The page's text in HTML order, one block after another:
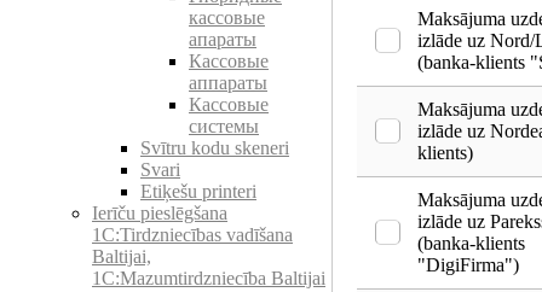
кассовые
апараты
Кассовые
аппараты
Кассовые
системы
Svītru kodu skeneri
Svari
Etiķešu printeri
Ierīču pieslēgšana
1C:Tirdzniecības vadīšana
Baltijai,
1C:Mazumtirdzniecība Baltijai
Maksājuma
izlāde uz Nord/
(banka-klients
Maksājuma
izlāde uz
klients)
Maksājuma
izlāde uz
(banka-klients
"DigiFirma")